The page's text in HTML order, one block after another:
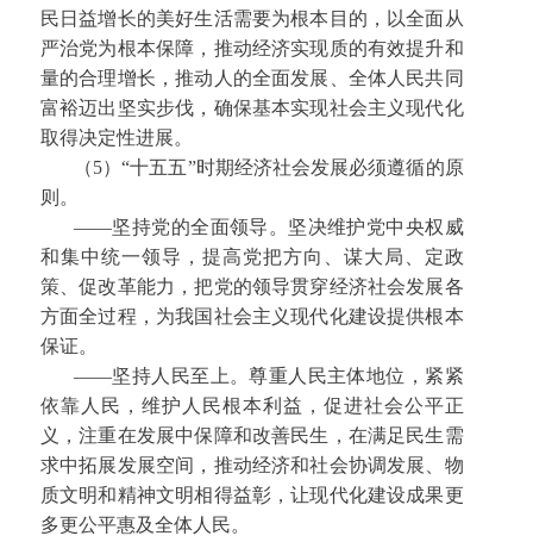
民日益增长的美好生活需要为根本目的，以全面从
严治党为根本保障，推动经济实现质的有效提升和
量的合理增长，推动人的全面发展、全体人民共同
富裕迈出坚实步伐，确保基本实现社会主义现代化
取得决定性进展。
（5）“十五五”时期经济社会发展必须遵循的原
则。
——坚持党的全面领导。坚决维护党中央权威
和集中统一领导，提高党把方向、谋大局、定政
策、促改革能力，把党的领导贯穿经济社会发展各
方面全过程，为我国社会主义现代化建设提供根本
保证。
——坚持人民至上。尊重人民主体地位，紧紧
依靠人民，维护人民根本利益，促进社会公平正
义，注重在发展中保障和改善民生，在满足民生需
求中拓展发展空间，推动经济和社会协调发展、物
质文明和精神文明相得益彰，让现代化建设成果更
多更公平惠及全体人民。